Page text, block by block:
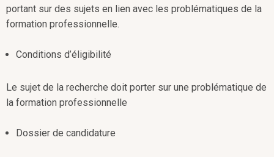
portant sur des sujets en lien avec les problématiques de la
formation professionnelle.
Conditions d’éligibilité
Le sujet de la recherche doit porter sur une problématique de
la formation professionnelle
Dossier de candidature